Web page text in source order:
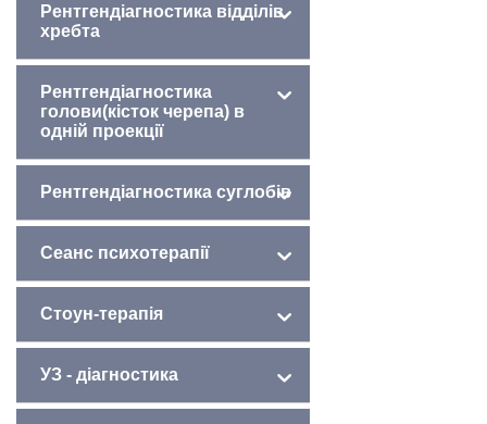
Рентгендіагностика відділів
хребта
Рентгендіагностика
голови(кісток черепа) в
одній проекції
Рентгендіагностика суглобів
Сеанс психотерапії
Стоун-терапія
УЗ - діагностика